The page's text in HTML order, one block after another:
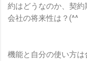
約はどうなのか、契
会社の将来性は？(^^ゞ
機能と自分の使い方